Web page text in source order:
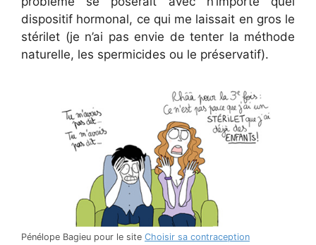
dispositif hormonal, ce qui me laissait en gros le
stérilet (je n’ai pas envie de tenter la méthode
naturelle, les spermicides ou le préservatif).
Pénélope Bagieu pour le site Choisir sa contraception